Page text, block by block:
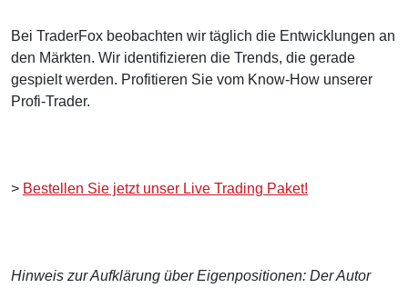
Bei TraderFox beobachten wir täglich die Entwicklungen an
den Märkten. Wir identifizieren die Trends, die gerade
gespielt werden. Profitieren Sie vom Know-How unserer
Profi-Trader.
> Bestellen Sie jetzt unser Live Trading Paket!
Hinweis zur Aufklärung über Eigenpositionen: Der Autor